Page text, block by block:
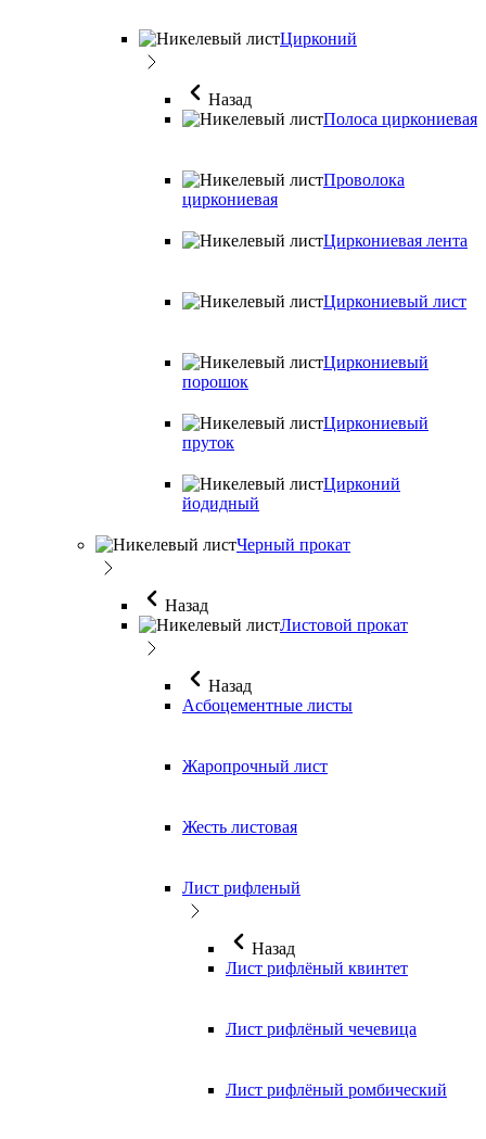
Цирконий
Назад
Полоса циркониевая
Проволока
циркониевая
Циркониевая лента
Циркониевый лист
Циркониевый
порошок
Циркониевый
пруток
Цирконий
йодидный
Черный прокат
Назад
Листовой прокат
Назад
Асбоцементные листы
Жаропрочный лист
Жесть листовая
Лист рифленый
Назад
Лист рифлёный квинтет
Лист рифлёный чечевица
Лист рифлёный ромбический